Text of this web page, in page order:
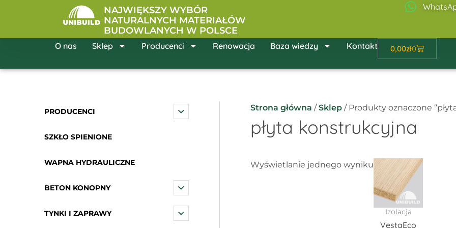
NAJWIĘKSZY WYBÓR
NATURALNYCH MATERIAŁÓW
BUDOWLANYCH W POLSCE
O nas Sklep Producenci Renowacja Baza wiedzy Kontakt 0,00zł0
Wózek
PRODUCENCI
SZKŁO SPIENIONE
WAPNA HYDRAULICZNE
BETON KONOPNY
TYNKI I ZAPRAWY
Strona główna /Sklep / Produkty oznaczone
płyta konstrukcyjna
Wyświetlanie jednego wyniku
Izolacja
VestaEco
Zakres
cen:
do
420,14zł
Ten
wiele